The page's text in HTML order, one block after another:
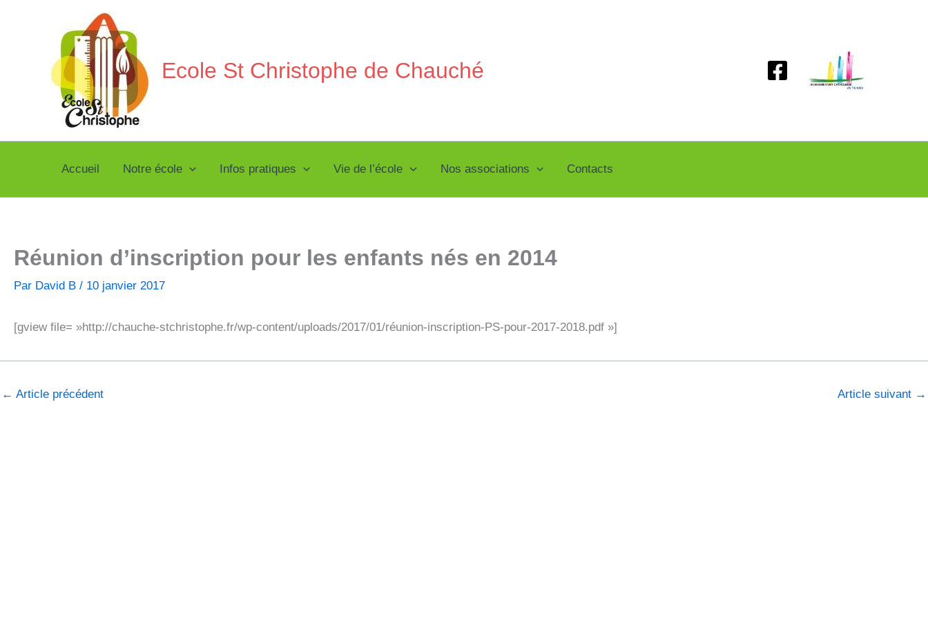
Ecole St Christophe de Chauché
Accueil Notre école Infos pratiques Vie de l’école Nos associations Contacts
Réunion d’inscription pour les enfants nés en 2014
Par David B / 10 janvier 2017
[gview file= »http://chauche-stchristophe.fr/wp-content/uploads/2017/01/réunion-inscription-PS-pour-2017-2018.pdf »]
← Article précédent Article suivant →